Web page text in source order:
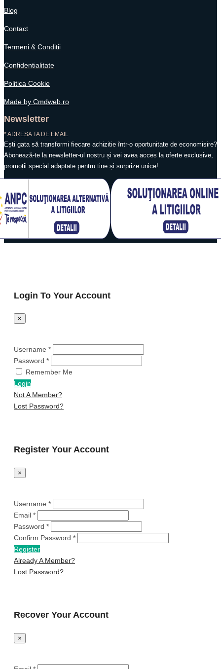
Blog
Contact
Termeni & Conditii
Confidentialitate
Politica Cookie
Made by Cmdweb.ro
Newsletter
* ADRESA TA DE EMAIL
Ești gata să transformi fiecare achizitie într-o oportunitate de economisire?
Abonează-te la newsletter-ul nostru și vei avea acces la oferte exclusive,
promoții special adaptate pentru tine și surprize unice!
Login To Your Account
×
Username *
Password *
Remember Me
Login
Not A Member?
Lost Password?
Register Your Account
×
Username *
Email *
Password *
Confirm Password *
Register
Already A Member?
Lost Password?
Recover Your Account
×